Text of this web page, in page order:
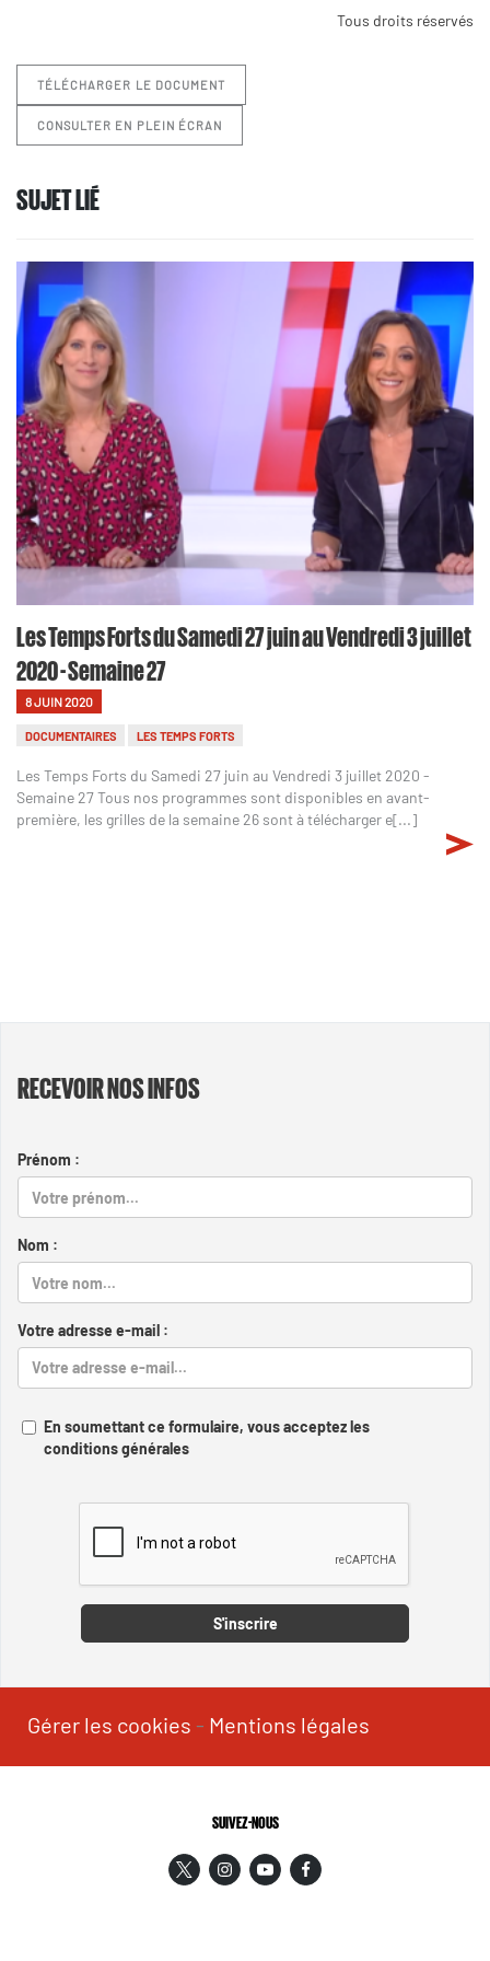
Tous droits réservés
TÉLÉCHARGER LE DOCUMENT
CONSULTER EN PLEIN ÉCRAN
SUJET LIÉ
Les Temps Forts du Samedi 27 juin au Vendredi 3 juillet
2020 - Semaine 27
8 JUIN 2020
DOCUMENTAIRES LES TEMPS FORTS
Les Temps Forts du Samedi 27 juin au Vendredi 3 juillet 2020 -
Semaine 27 Tous nos programmes sont disponibles en avant-
première, les grilles de la semaine 26 sont à télécharger e[...]
RECEVOIR NOS INFOS
Prénom :
Nom :
Votre adresse e-mail :
En soumettant ce formulaire, vous acceptez les
conditions générales
S'inscrire
Gérer les cookies - Mentions légales
SUIVEZ-NOUS